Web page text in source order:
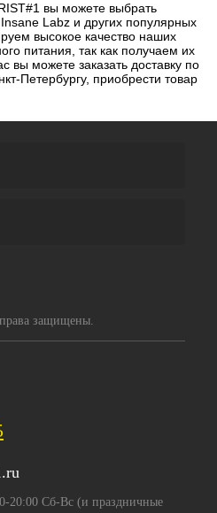
вы можете выбрать
Labz и других популярных
высокое качество наших
питания, так как получаем их
вы можете заказать доставку по
Петербургу, приобрести товар
защищены.
20:00 Сб-Вс (и праздничные